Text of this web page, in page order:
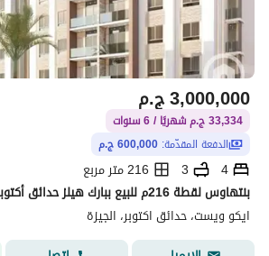
ج.م3,000,000
33,334 ج.م شهريًا / 6 سنوات
الدفعة المقدّمة: 600,000 ج.م
4
3
216 متر مربع
ايكو ويست، حدائق اكتوبر، الجيزة